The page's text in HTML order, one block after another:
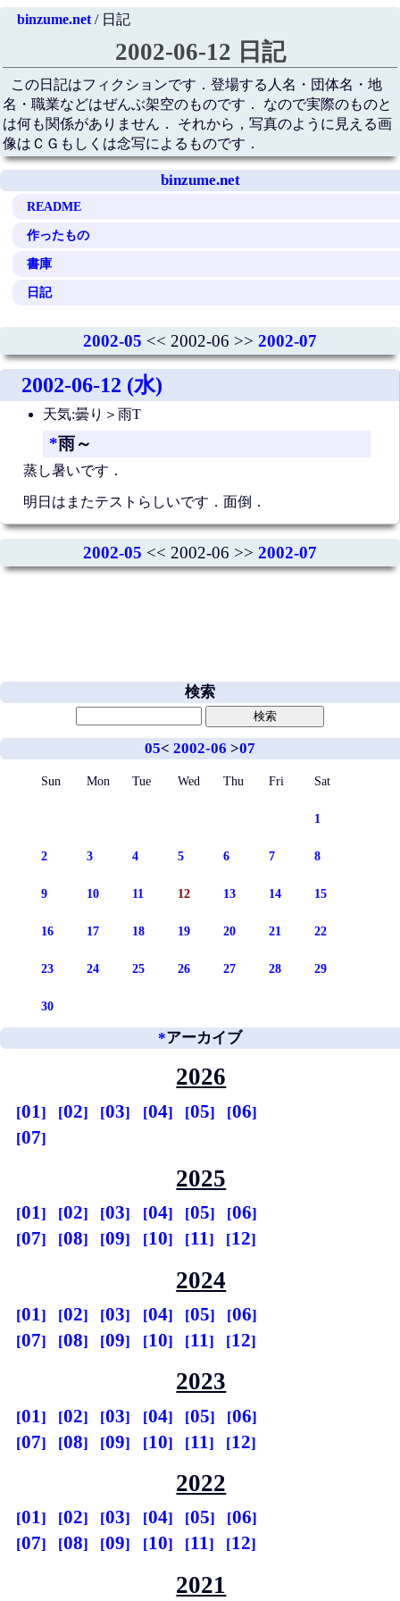
binzume.net/ 日記
2002-06-12 日記
この日記はフィクションです．登場する人名・団体名・地
名・職業などはぜんぶ架空のものです． なので実際のものと
は何も関係がありません． それから，写真のように見える画
像はＣＧもしくは念写によるものです．
binzume.net
README
作ったもの
書庫
日記
2002-05 << 2002-06 >> 2002-07
2002-06-12 (水)
天気:曇り＞雨T
*雨～
蒸し暑いです．
明日はまたテストらしいです．面倒．
2002-05 << 2002-06 >> 2002-07
検索
05< 2002-06 >07
Sun Mon Tue Wed Thu Fri Sat
1
2 3 4 5 6 7 8
9 10 11 12 13 14 15
16 17 18 19 20 21 22
23 24 25 26 27 28 29
30
*アーカイブ
2026
01 02 03 04 05
06
07
2025
01 02 03 04 05
06
07
08 09 10 11 12
2024
01 02 03 04 05
06
07
08 09 10 11 12
2023
01 02 03 04 05
06
07
08 09 10 11 12
2022
01 02 03 04 05
06
07
08 09 10 11 12
2021